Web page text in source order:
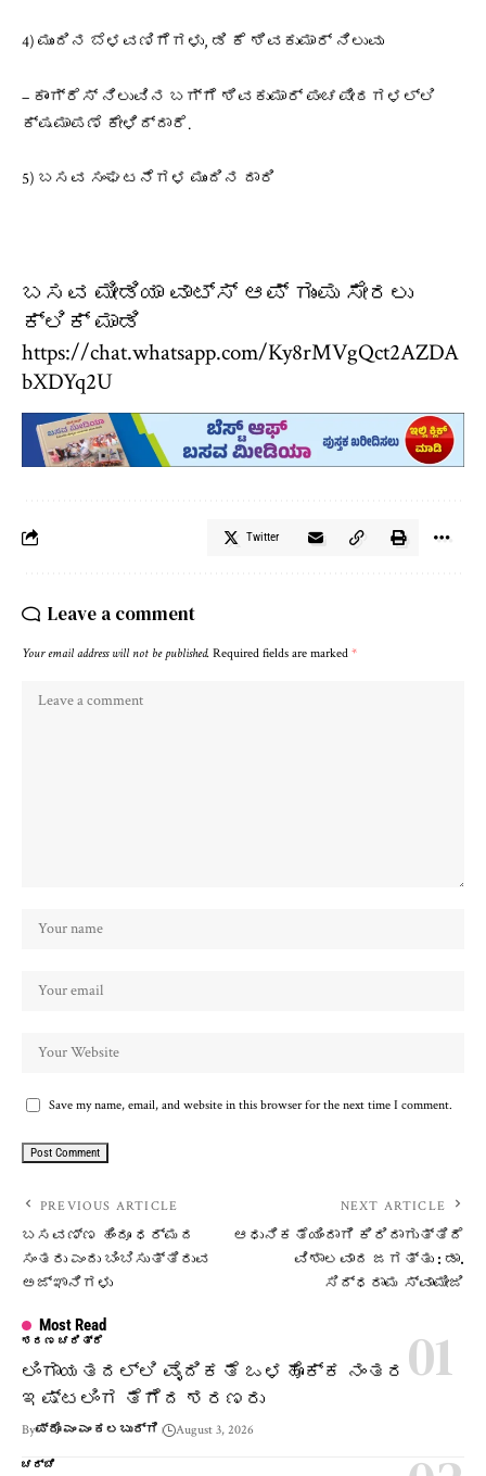
4) ಮುಂದಿನ ಬೆಳವಣಿಗೆಗಳು, ಡಿ ಕೆ ಶಿವಕುಮಾರ್ ನಿಲುವು
– ಕಾಂಗ್ರೆಸ್ ನಿಲುವಿನ ಬಗ್ಗೆ ಶಿವಕುಮಾರ್ ಪಂಚಪೀಠಗಳಲ್ಲಿ
ಕ್ಷಮಾಪಣೆ ಕೇಳಿದ್ದಾರೆ.
5) ಬಸವ ಸಂಘಟನೆಗಳ ಮುಂದಿನ ದಾರಿ
ಬಸವ ಮೀಡಿಯಾ ವಾಟ್ಸ್ ಆಪ್ ಗುಂಪು ಸೇರಲು
ಕ್ಲಿಕ್ ಮಾಡಿ
https://chat.whatsapp.com/Ky8rMVgQct2AZDA
bXDYq2U
Twitter
Leave a comment
Your email address will not be published. Required fields are marked *
Save my name, email, and website in this browser for the next time I comment.
PREVIOUS ARTICLE
ಬಸವಣ್ಣ ಹಿಂದೂ ಧರ್ಮದ
ಸಂತರು ಎಂದು ಬಿಂಬಿಸುತ್ತಿರುವ
ಅಜ್ಞಾನಿಗಳು
NEXT ARTICLE
ಆಧುನಿಕತೆಯಿಂದಾಗಿ ಕಿರಿದಾಗುತ್ತಿದೆ
ವಿಶಾಲವಾದ ಜಗತ್ತು : ಡಾ.
ಸಿದ್ಧರಾಮ ಸ್ವಾಮೀಜಿ
Most Read
ಶರಣ ಚರಿತ್ರೆ
ಲಿಂಗಾಯತದಲ್ಲಿ ವೈದಿಕತೆ ಒಳಹೊಕ್ಕ ನಂತರ
ಇಷ್ಟಲಿಂಗ ತೆಗೆದ ಶರಣರು
Byಪ್ರೊ ಎಂ ಎಂ ಕಲಬುರ್ಗಿ August 3, 2026
ಚರ್ಚೆ